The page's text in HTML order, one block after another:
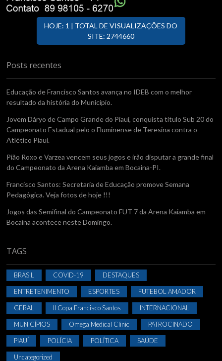
HOJE: 1 | TOTAL DE VISUALIZAÇÕES DO
SITE: 2744660
Posts recentes
Educação de Francisco Santos avança no IDEB com o melhor
resultado da história do Município.
Jovem Dáryo de Campo Grande do Piauí, conquista titulo Sub 20 do
Campeonato Estadual pelo o Fluminense de Teresina contra o
Atlético Piaui.
Pião Roxo e Varzea vencem seus jogos e irão disputar a grande final
do Campeonato da Arena Kaiamba em Bocaina-PI.
Francisco Santos: Secretaria de Educação promove Semana
Pedagógica. Veja fotos de hoje !!!
Jogos das Semifinal do Campeonato FUT 7 da Arena Kaiamba em
Bocaina acontece neste Domingo.
TAGS
BRASIL COVID-19 DESTAQUES
ENTRETENIMENTO ESPORTES FUTEBOL AMADOR
GERAL II Copa Francisco Santos INTERNACIONAL
MUNICÍPIOS Omega Medical Clinic PATROCINADO
PIAUÍ POLÍCIA POLÍTICA SAÚDE
Uncategorized